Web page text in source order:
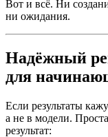
Вот и всё. Ни
ни ожидания.
Надёжный
для
Если результаты
а не в модели.
результат: